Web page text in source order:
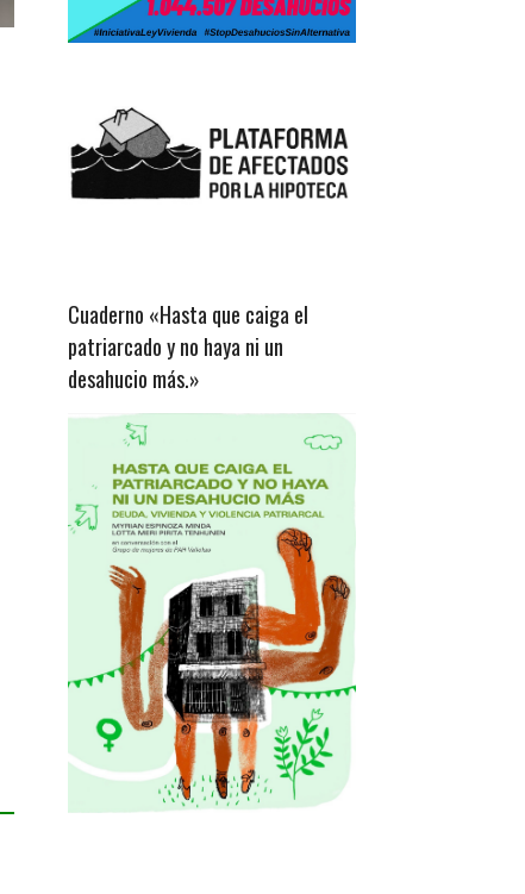
Cuaderno «Hasta que caiga el
patriarcado y no haya ni un
desahucio más.»